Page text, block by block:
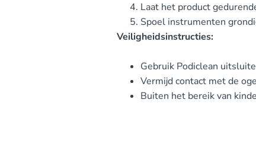
Laat het product
Spoel instrumenten
Veiligheidsinstructies:
Gebruik Podiclean
Vermijd contact met de
Buiten het bereik van